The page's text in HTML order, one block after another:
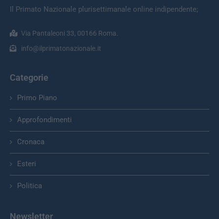
Il Primato Nazionale plurisettimanale online indipendente;
Via Pantaleoni 33, 00166 Roma.
info@ilprimatonazionale.it
Categorie
Primo Piano
Approfondimenti
Cronaca
Esteri
Politica
Newsletter